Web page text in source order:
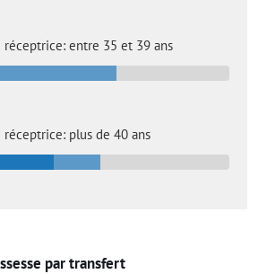
entre 35 et 39 ans
plus de 40 ans
par transfert